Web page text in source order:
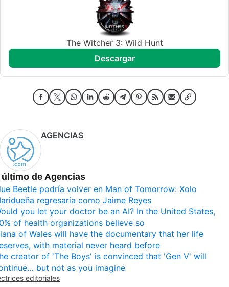
The Witcher 3: Wild Hunt
descargar
AGENCIAS
de Agencias
Beetle podría volver en Man of Tomorrow: Xolo
regresaría como Jaime Reyes
you let your doctor be an AI? In the United States,
of health organizations believe so
of Wales will have the documentary that her life
with material never heard before
creator of 'The Boys' is convinced that 'Gen V' will
but not as you imagine
editoriales